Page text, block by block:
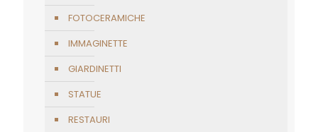
FOTOCERAMICHE
IMMAGINETTE
GIARDINETTI
STATUE
RESTAURI